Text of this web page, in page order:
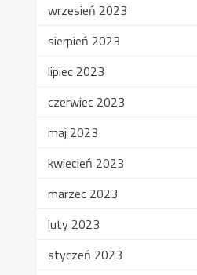
wrzesień 2023
sierpień 2023
lipiec 2023
czerwiec 2023
maj 2023
kwiecień 2023
marzec 2023
luty 2023
styczeń 2023